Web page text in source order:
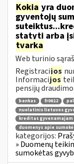
Kokia yra
gyventojų
statyti arba
tvarka
Web turinio
Registracijos
Informacijos
pensijų
bankas fr0612
nuolatinis lietuvos
kreditas
duomenys apie
kategorijos:
» Duomenų
sumokėtas